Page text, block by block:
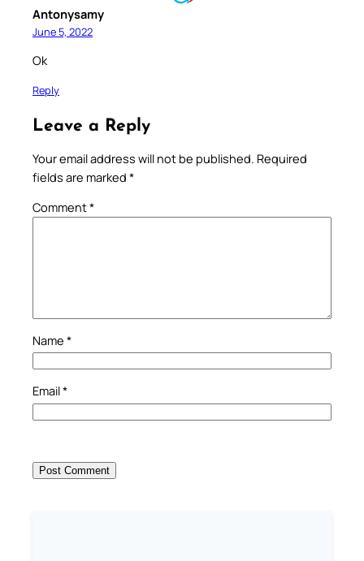
Antonysamy
June 5, 2022
Ok
Reply
Leave a Reply
Your email address will not be published. Required
fields are marked *
Comment*
Name *
Email*